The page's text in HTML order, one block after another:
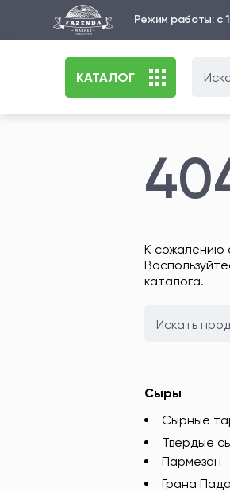
Режим работы: с
КАТАЛОГ
К сожалению
каталога.
Сыры
Сырные
Твердые
Пармезан
Грана